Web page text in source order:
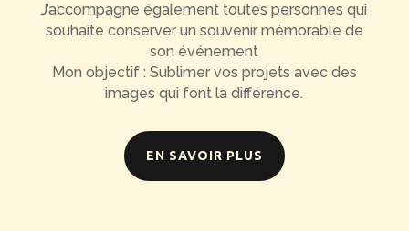
J’accompagne également toutes personnes qui
souhaite conserver un souvenir mémorable de
son événement
Mon objectif : Sublimer vos projets avec des
images qui font la différence.
EN SAVOIR PLUS